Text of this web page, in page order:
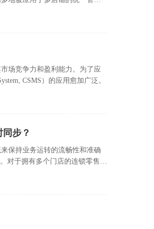
场竞争力和盈利能力。为了应
CSMS）的应用愈加广泛。
步？
保持业务运转的流畅性和准确
对于拥有多个门店的连锁零售商